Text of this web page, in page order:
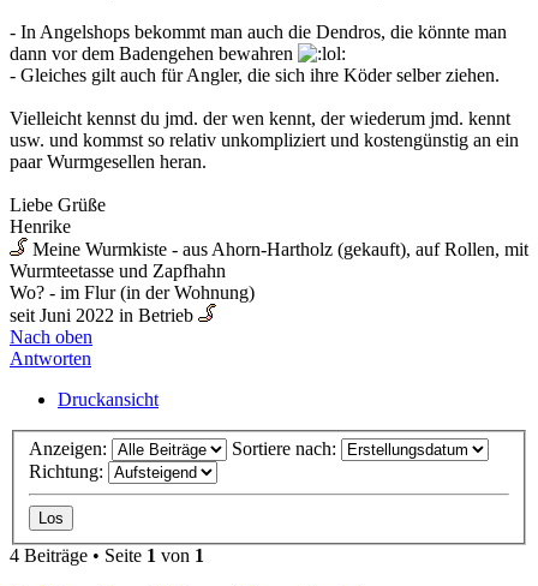
- In Angelshops bekommt man auch die Dendros, die könnte man
dann vor dem Badengehen bewahren
- Gleiches gilt auch für Angler, die sich ihre Köder selber ziehen.
Vielleicht kennst du jmd. der wen kennt, der wiederum jmd. kennt
usw. und kommst so relativ unkompliziert und kostengünstig an ein
paar Wurmgesellen heran.
Liebe Grüße
Henrike
Meine Wurmkiste - aus Ahorn-Hartholz (gekauft), auf Rollen, mit
Wurmteetasse und Zapfhahn
Wo? - im Flur (in der Wohnung)
seit Juni 2022 in Betrieb
Nach oben
Antworten
Druckansicht
Anzeigen:
Sortiere nach:
Richtung:
4 Beiträge • Seite 1 von 1